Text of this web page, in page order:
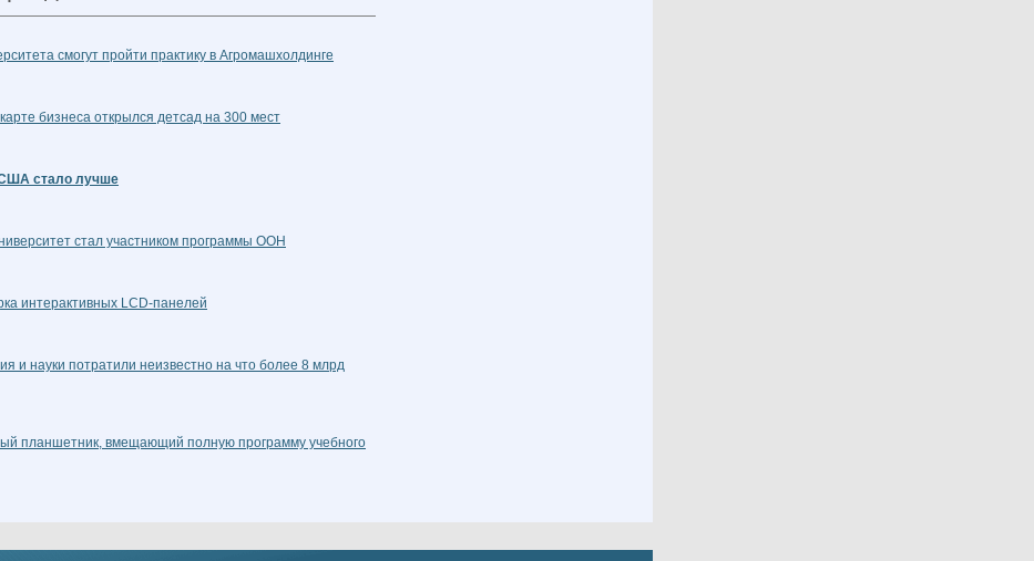
смогут пройти практику в Агромашхолдинге
бизнеса открылся детсад на 300 мест
США стало лучше
стал участником программы ООН
интерактивных LCD-панелей
и науки потратили неизвестно на что более 8 млрд
планшетник, вмещающий полную программу учебного